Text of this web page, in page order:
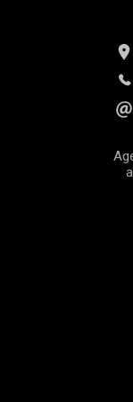
promocions
i descobrir tot el
notaria, registre
Guardar